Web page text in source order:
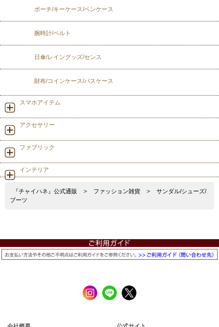
ポーチ/キーケース/ペンケース
腕時計/ベルト
日傘/レイングッズ/センス
財布/コインケース/パスケース
スマホアイテム
アクセサリー
ファブリック
インテリア
『チャイハネ』公式通販 > ファッション雑貨 >
サンダル/シューズ/
ブーツ